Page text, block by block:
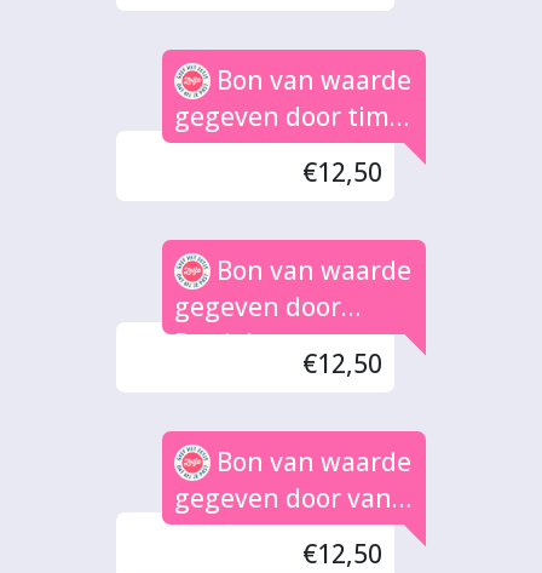
Bon van waarde
gegeven door tim
lammers
€12,50
Bon van waarde
gegeven door
Daniel
€12,50
Bon van waarde
gegeven door van
weerlee
€12,50